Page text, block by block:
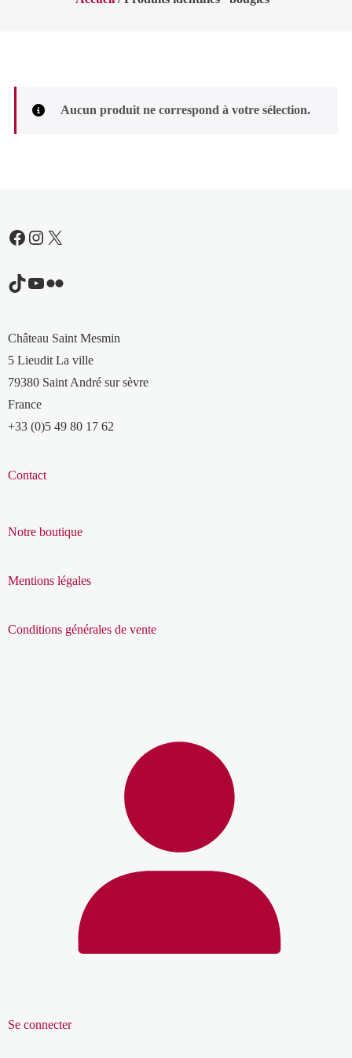
Aucun produit ne correspond à votre sélection.
Facebook
Instagram
X
TikTok
YouTube
Flickr
Château Saint Mesmin
5 Lieudit La ville
79380 Saint André sur sèvre
France
+33 (0)5 49 80 17 62
Contact
Notre boutique
Mentions légales
Conditions générales de vente
Se connecter